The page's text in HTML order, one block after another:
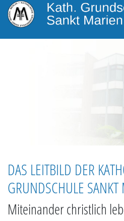
DAS LEITBILD DER
GRUNDSCHULE
Miteinander christlich